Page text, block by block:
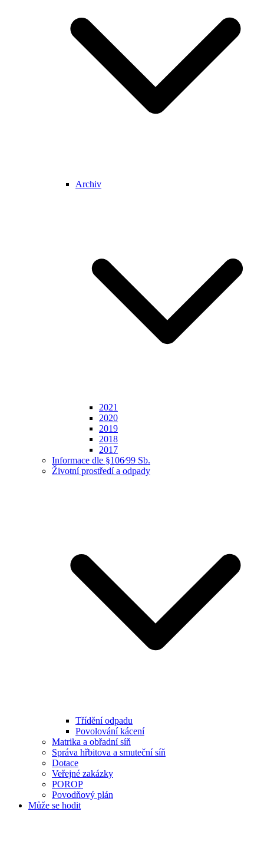
Archiv
2021
2020
2019
2018
2017
Informace dle §106⁄99 Sb.
Životní prostředí a odpady
Třídění odpadu
Povolování kácení
Matrika a obřadní síň
Správa hřbitova a smuteční síň
Dotace
Veřejné zakázky
POROP
Povodňový plán
Může se hodit